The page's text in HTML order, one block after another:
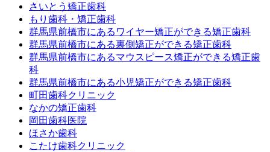
さいとう矯正歯科
もり歯科・矯正歯科
群馬県前橋市にあるワイヤー矯正ができる矯正歯科
群馬県前橋市にある裏側矯正ができる矯正歯科
群馬県前橋市にあるマウスピース矯正ができる矯正歯
科
群馬県前橋市にある小児矯正ができる矯正歯科
町田歯科クリニック
なかの矯正歯科
岡田歯科医院
ほさか歯科
こたけ歯科クリニック